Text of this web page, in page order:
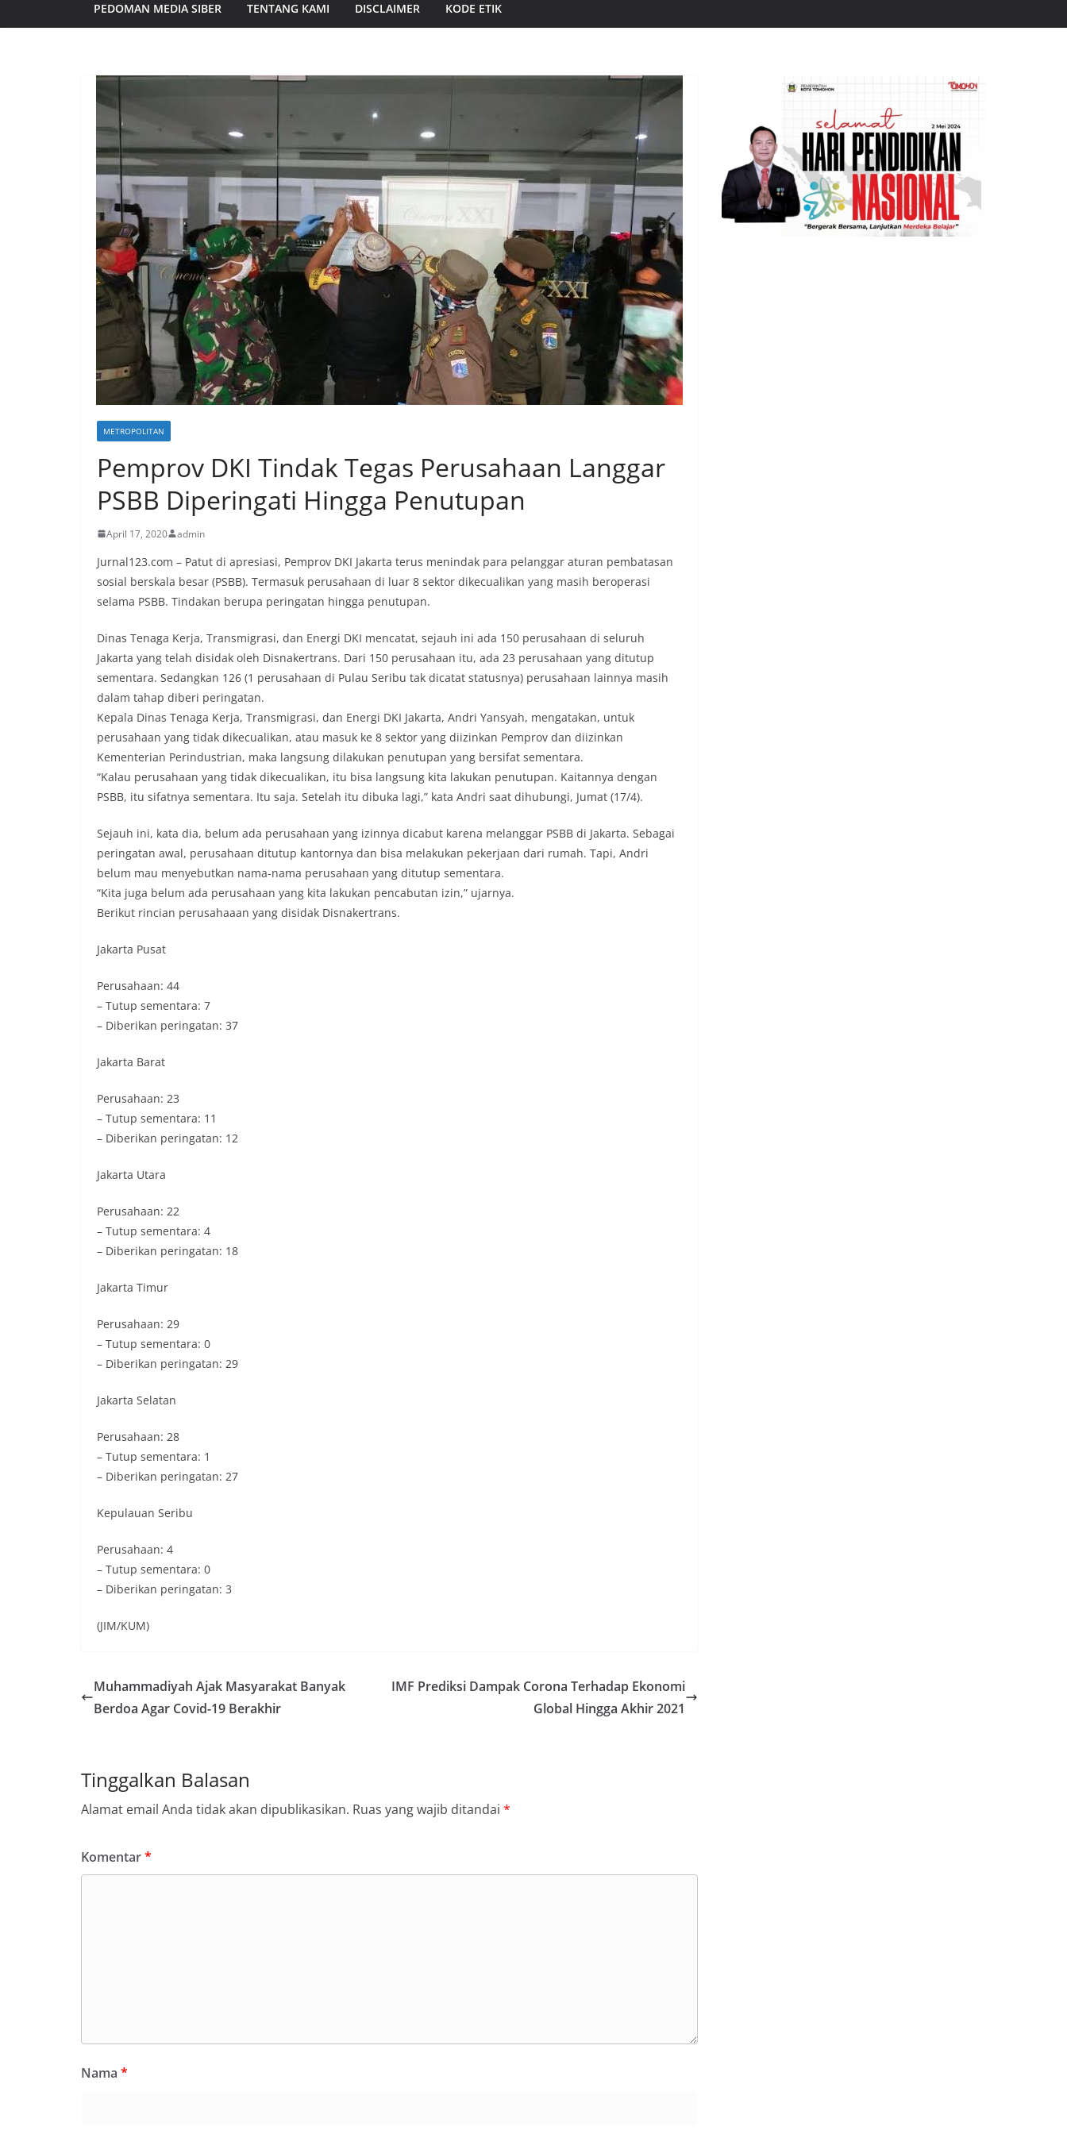
PEDOMAN MEDIA SIBER TENTANG KAMI DISCLAIMER KODE ETIK
METROPOLITAN
Pemprov DKI Tindak Tegas Perusahaan Langgar
PSBB Diperingati Hingga Penutupan
April 17, 2020 admin
Jurnal123.com – Patut di apresiasi, Pemprov DKI Jakarta terus menindak para pelanggar aturan pembatasan
sosial berskala besar (PSBB). Termasuk perusahaan di luar 8 sektor dikecualikan yang masih beroperasi
selama PSBB. Tindakan berupa peringatan hingga penutupan.
Dinas Tenaga Kerja, Transmigrasi, dan Energi DKI mencatat, sejauh ini ada 150 perusahaan di seluruh
Jakarta yang telah disidak oleh Disnakertrans. Dari 150 perusahaan itu, ada 23 perusahaan yang ditutup
sementara. Sedangkan 126 (1 perusahaan di Pulau Seribu tak dicatat statusnya) perusahaan lainnya masih
dalam tahap diberi peringatan.
Kepala Dinas Tenaga Kerja, Transmigrasi, dan Energi DKI Jakarta, Andri Yansyah, mengatakan, untuk
perusahaan yang tidak dikecualikan, atau masuk ke 8 sektor yang diizinkan Pemprov dan diizinkan
Kementerian Perindustrian, maka langsung dilakukan penutupan yang bersifat sementara.
“Kalau perusahaan yang tidak dikecualikan, itu bisa langsung kita lakukan penutupan. Kaitannya dengan
PSBB, itu sifatnya sementara. Itu saja. Setelah itu dibuka lagi,” kata Andri saat dihubungi, Jumat (17/4).
Sejauh ini, kata dia, belum ada perusahaan yang izinnya dicabut karena melanggar PSBB di Jakarta. Sebagai
peringatan awal, perusahaan ditutup kantornya dan bisa melakukan pekerjaan dari rumah. Tapi, Andri
belum mau menyebutkan nama-nama perusahaan yang ditutup sementara.
“Kita juga belum ada perusahaan yang kita lakukan pencabutan izin,” ujarnya.
Berikut rincian perusahaaan yang disidak Disnakertrans.
Jakarta Pusat
Perusahaan: 44
– Tutup sementara: 7
– Diberikan peringatan: 37
Jakarta Barat
Perusahaan: 23
– Tutup sementara: 11
– Diberikan peringatan: 12
Jakarta Utara
Perusahaan: 22
– Tutup sementara: 4
– Diberikan peringatan: 18
Jakarta Timur
Perusahaan: 29
– Tutup sementara: 0
– Diberikan peringatan: 29
Jakarta Selatan
Perusahaan: 28
– Tutup sementara: 1
– Diberikan peringatan: 27
Kepulauan Seribu
Perusahaan: 4
– Tutup sementara: 0
– Diberikan peringatan: 3
(JIM/KUM)
Muhammadiyah Ajak Masyarakat Banyak
Berdoa Agar Covid-19 Berakhir
IMF Prediksi Dampak Corona Terhadap Ekonomi
Global Hingga Akhir 2021
Tinggalkan Balasan
Alamat email Anda tidak akan dipublikasikan. Ruas yang wajib ditandai *
Komentar*
Nama *